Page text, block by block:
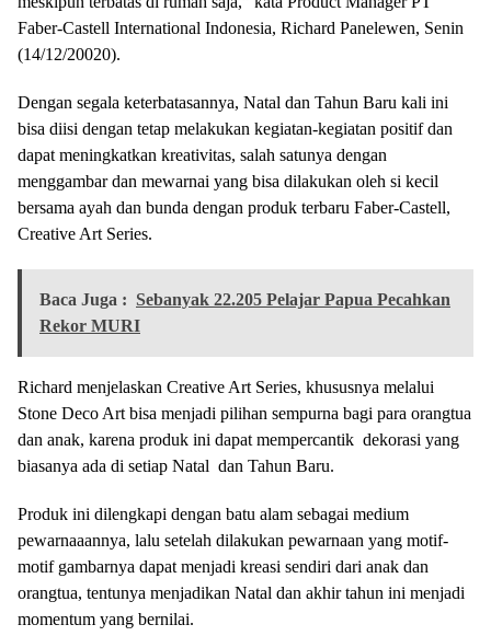
Faber-Castell International Indonesia, Richard Panelewen, Senin
(14/12/20020).
Dengan segala keterbatasannya, Natal dan Tahun Baru kali ini
bisa diisi dengan tetap melakukan kegiatan-kegiatan positif dan
dapat meningkatkan kreativitas, salah satunya dengan
menggambar dan mewarnai yang bisa dilakukan oleh si kecil
bersama ayah dan bunda dengan produk terbaru Faber-Castell,
Creative Art Series.
Baca Juga : Sebanyak 22.205 Pelajar Papua Pecahkan
Rekor MURI
Richard menjelaskan Creative Art Series, khususnya melalui
Stone Deco Art bisa menjadi pilihan sempurna bagi para orangtua
dan anak, karena produk ini dapat mempercantik dekorasi yang
biasanya ada di setiap Natal dan Tahun Baru.
Produk ini dilengkapi dengan batu alam sebagai medium
pewarnaaannya, lalu setelah dilakukan pewarnaan yang motif-
motif gambarnya dapat menjadi kreasi sendiri dari anak dan
orangtua, tentunya menjadikan Natal dan akhir tahun ini menjadi
momentum yang bernilai.